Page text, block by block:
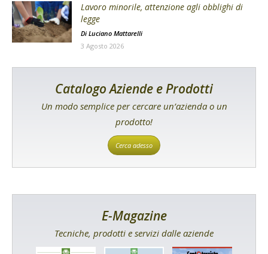
Lavoro minorile, attenzione agli obblighi di
legge
Di Luciano Mattarelli
3 Agosto 2026
Catalogo Aziende e Prodotti
Un modo semplice per cercare un’azienda o un
prodotto!
Cerca adesso
E-Magazine
Tecniche, prodotti e servizi dalle aziende